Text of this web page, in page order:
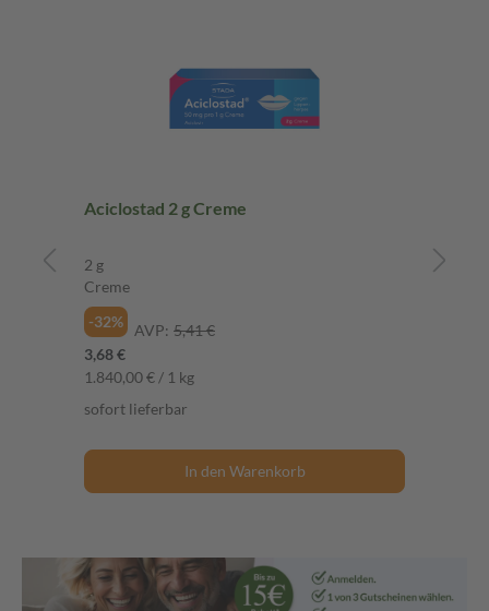
Aciclostad 2 g Creme
2 g
Creme
-32%
AVP: 5,41 €
3,68 €
1.840,00 € / 1 kg
sofort lieferbar
In den Warenkorb